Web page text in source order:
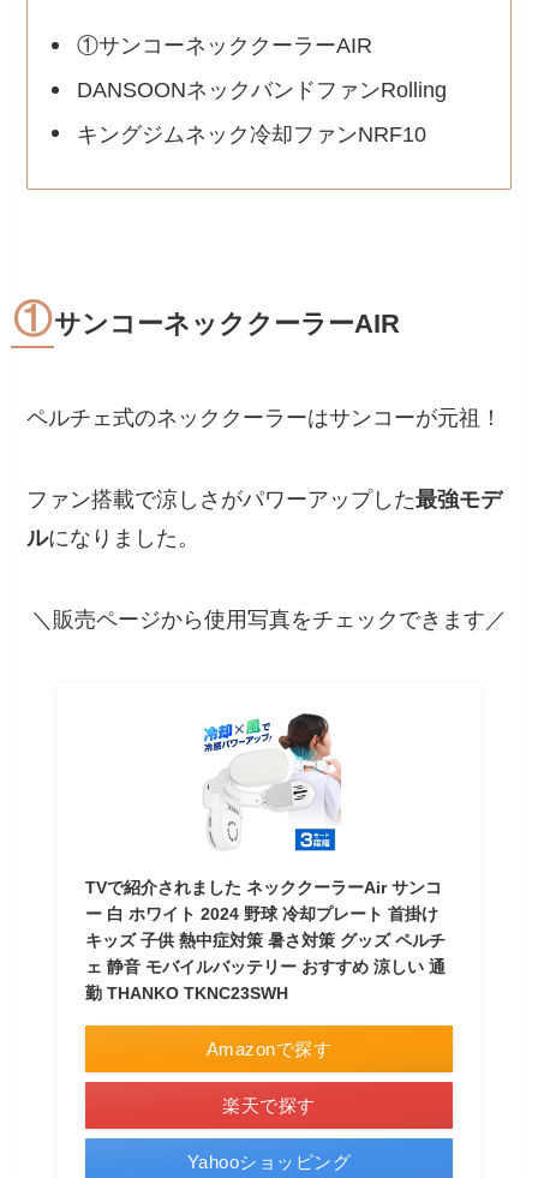
①サンコーネッククーラーAIR
DANSOONネックバンドファンRolling
キングジムネック冷却ファンNRF10
①サンコーネッククーラーAIR
ペルチェ式のネッククーラーはサンコーが元祖！
ファン搭載で涼しさがパワーアップした最強モデ
ルになりました。
＼販売ページから使用写真をチェックできます／
TVで紹介されました ネッククーラーAir サンコ
ー 白 ホワイト 2024 野球 冷却プレート 首掛け
キッズ 子供 熱中症対策 暑さ対策 グッズ ペルチ
ェ 静音 モバイルバッテリー おすすめ 涼しい 通
勤 THANKO TKNC23SWH
Amazonで探す
楽天で探す
Yahooショッピング